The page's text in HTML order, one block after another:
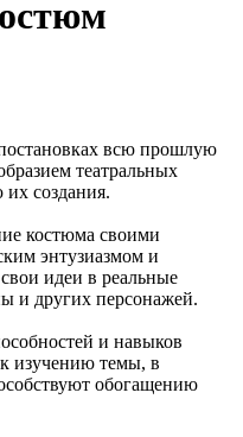
всю прошлую
театральных
создания.
костюма своими
энтузиазмом и
идеи в реальные
и других персонажей.
и навыков
изучению темы, в
обогащению